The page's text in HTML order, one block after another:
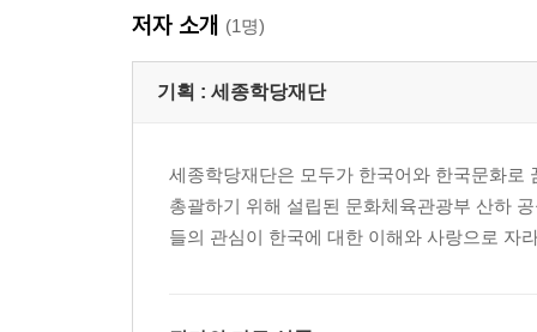
11과 콘서트를 보러 갈까요?
12과 좀 춥고 눈도 많이 올 거예요
13과 어머니께 선물할 거예요
모범 답안
듣기 지문
대화문 번역
저자 소개 (1명)
기획 : 세종학당재단
세종학당재단은 모두가 한국어와 한국문화로
총괄하기 위해 설립된 문화체육관광부 산하
들의 관심이 한국에 대한 이해와 사랑으로 자